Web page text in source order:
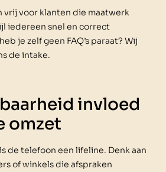
vrij voor klanten die maatwerk
iedereen snel en correct
je zelf geen FAQ’s paraat? Wij
de intake.
invloed
omzet
de telefoon een lifeline. Denk aan
of winkels die afspraken